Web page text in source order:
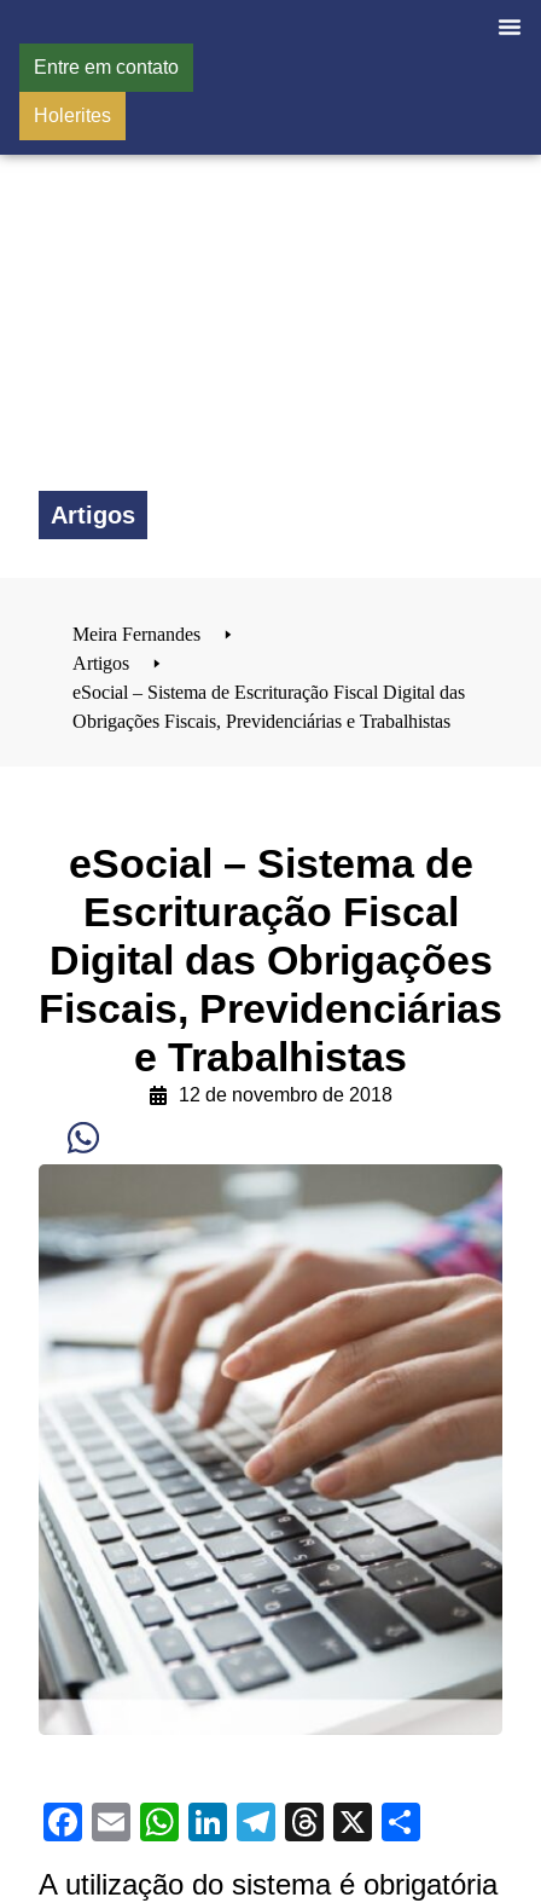
Entre em contato
Holerites
Artigos
Meira Fernandes
🢒
Artigos
🢒
eSocial – Sistema de Escrituração Fiscal Digital das
Obrigações Fiscais, Previdenciárias e Trabalhistas
eSocial – Sistema de
Escrituração Fiscal
Digital das Obrigações
Fiscais, Previdenciárias
e Trabalhistas
12 de novembro de 2018
Facebook
EmailWhatsApp
LinkedIn
Telegram
Threads
X
A utilização do sistema é obrigatória